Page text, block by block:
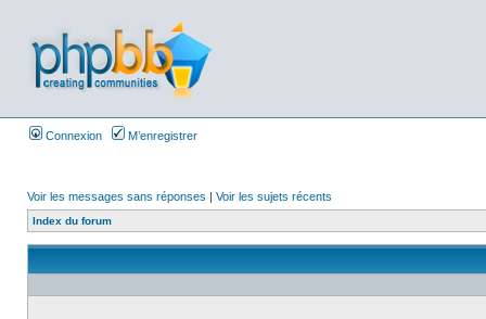
Connexion M’enregistrer
Voir les messages sans réponses | Voir les sujets récents
Index du forum